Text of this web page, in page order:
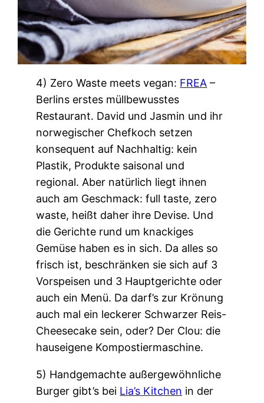
4) Zero Waste meets vegan: FREA –
Berlins erstes müllbewusstes
Restaurant. David und Jasmin und ihr
norwegischer Chefkoch setzen
konsequent auf Nachhaltig: kein
Plastik, Produkte saisonal und
regional. Aber natürlich liegt ihnen
auch am Geschmack: full taste, zero
waste, heißt daher ihre Devise. Und
die Gerichte rund um knackiges
Gemüse haben es in sich. Da alles so
frisch ist, beschränken sie sich auf 3
Vorspeisen und 3 Hauptgerichte oder
auch ein Menü. Da darf’s zur Krönung
auch mal ein leckerer Schwarzer Reis-
Cheesecake sein, oder? Der Clou: die
hauseigene Kompostiermaschine.
5) Handgemachte außergewöhnliche
Burger gibt’s bei Lia’s Kitchen in der